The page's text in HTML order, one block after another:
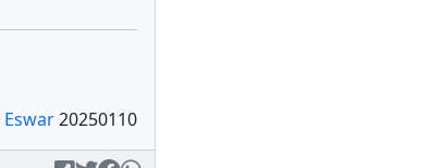
Eswar20250110